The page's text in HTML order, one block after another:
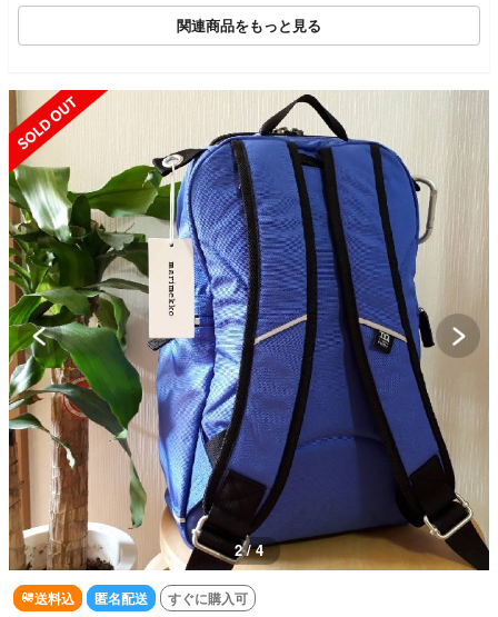
関連商品をもっと見る
2 / 4
送料込 匿名配送 すぐに購入可